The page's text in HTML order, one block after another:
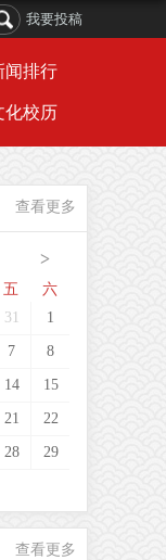
我要投稿
闻排行
化校历
查看更多
>
五 六
31 1
7 8
14 15
21 22
28 29
查看更多